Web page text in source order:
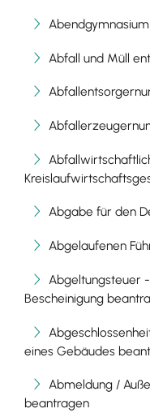
Abfall und Müll
Abgabe für den
Abgelaufenen
Abgeltungsteuer
Bescheinigung
eines Gebäudes
Abmeldung /
beantragen